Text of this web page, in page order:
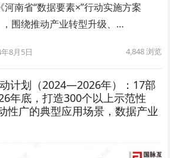
南省“数据要素×”行动实施方案
围绕推动产业转型升级、…
8月5日 4,848浏览
计划（2024—2026年）：17部
年底，打造300个以上示范性
性广的典型应用场景，数据产业